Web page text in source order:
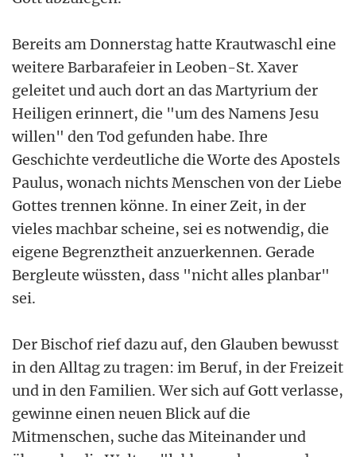
Bereits am Donnerstag hatte Krautwaschl eine
weitere Barbarafeier in Leoben-St. Xaver
geleitet und auch dort an das Martyrium der
Heiligen erinnert, die "um des Namens Jesu
willen" den Tod gefunden habe. Ihre
Geschichte verdeutliche die Worte des Apostels
Paulus, wonach nichts Menschen von der Liebe
Gottes trennen könne. In einer Zeit, in der
vieles machbar scheine, sei es notwendig, die
eigene Begrenztheit anzuerkennen. Gerade
Bergleute wüssten, dass "nicht alles planbar"
sei.
Der Bischof rief dazu auf, den Glauben bewusst
in den Alltag zu tragen: im Beruf, in der Freizeit
und in den Familien. Wer sich auf Gott verlasse,
gewinne einen neuen Blick auf die
Mitmenschen, suche das Miteinander und